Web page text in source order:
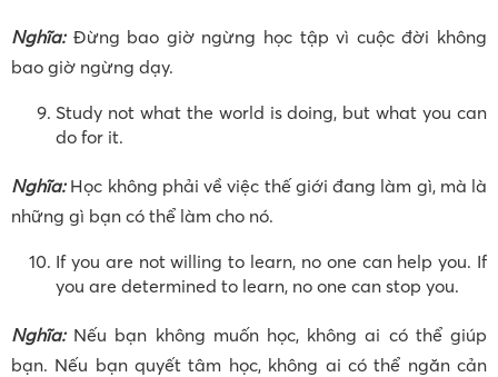
Nghĩa: Đừng bao giờ ngừng học tập vì cuộc đời không
bao giờ ngừng dạy.
Study not what the world is doing, but what you can
do for it.
Nghĩa: Học không phải về việc thế giới đang làm gì, mà là
những gì bạn có thể làm cho nó.
If you are not willing to learn, no one can help you. If
you are determined to learn, no one can stop you.
Nghĩa:Nếu bạn không muốn học, không ai có thể giúp
bạn. Nếu bạn quyết tâm học, không ai có thể ngăn cản